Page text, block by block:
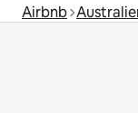
Airbnb